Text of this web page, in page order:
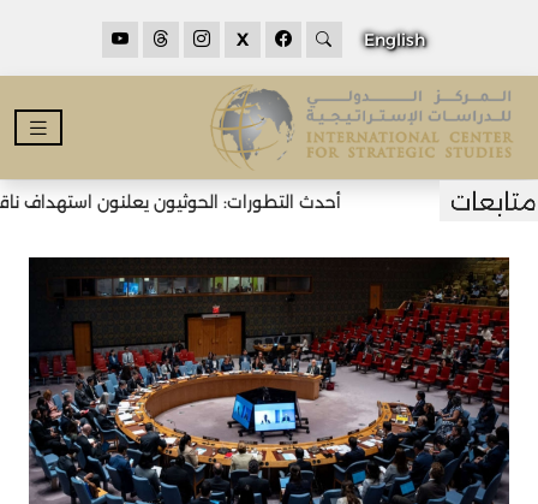
English
X
أحدث التطورات: الحوثيون يعلنون استهداف